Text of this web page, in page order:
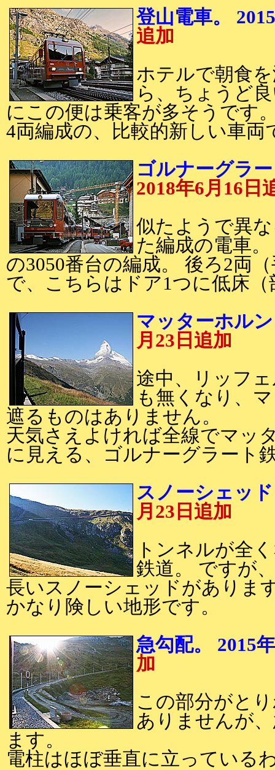
登山電車。
追加
ホテルで朝食
ら、ちょうど
にこの便は乗客が多そうです
4両編成の、比較的新しい車両
ゴルナーグラ
2018年6月16日
似たようで異
た編成の電車
の3050番台の編成。 後ろ2両
で、こちらはドア1つに低床
マッターホル
月23日追加
途中、リッフ
も無くなり、
遮るものはありません。
天気さえよければ全線でマッ
に見える、ゴルナーグラート
スノーシェッ
月23日追加
トンネルが全
鉄道。 ですが
長いスノーシェッドがありま
かなり険しい地形です。
急勾配。 2015
加
この部分がと
ありませんが
ます。
電柱はほぼ垂直に立っている